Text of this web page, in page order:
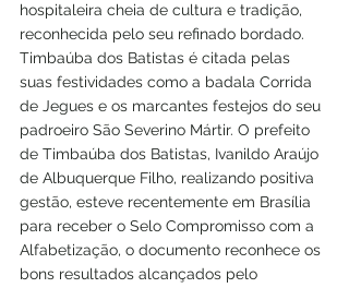
hospitaleira cheia de cultura e tradição,
reconhecida pelo seu refinado bordado.
Timbaúba dos Batistas é citada pelas
suas festividades como a badala Corrida
de Jegues e os marcantes festejos do seu
padroeiro São Severino Mártir. O prefeito
de Timbaúba dos Batistas, Ivanildo Araújo
de Albuquerque Filho, realizando positiva
gestão, esteve recentemente em Brasília
para receber o Selo Compromisso com a
Alfabetização, o documento reconhece os
bons resultados alcançados pelo